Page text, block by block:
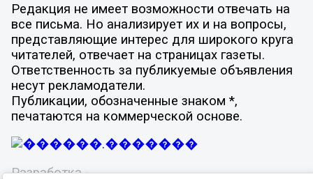
Редакция не имеет возможности отвечать на
все письма. Но анализирует их и на вопросы,
представляющие интерес для широкого круга
читателей, отвечает на страницах газеты.
Ответственность за публикуемые объявления
несут рекламодатели.
Публикации, обозначенные знаком *,
печатаются на коммерческой основе.
Разработка -